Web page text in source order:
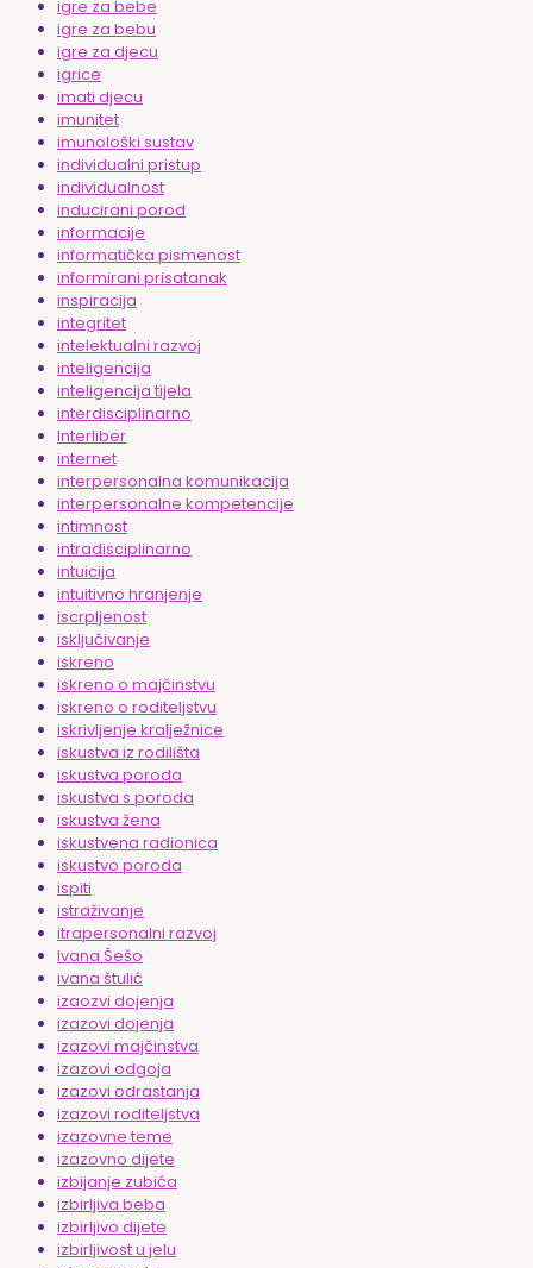
igre za bebe
igre za bebu
igre za djecu
igrice
imati djecu
imunitet
imunološki sustav
individualni pristup
individualnost
inducirani porod
informacije
informatička pismenost
informirani prisatanak
inspiracija
integritet
intelektualni razvoj
inteligencija
inteligencija tijela
interdisciplinarno
Interliber
internet
interpersonalna komunikacija
interpersonalne kompetencije
intimnost
intradisciplinarno
intuicija
intuitivno hranjenje
iscrpljenost
isključivanje
iskreno
iskreno o majčinstvu
iskreno o roditeljstvu
iskrivljenje kralježnice
iskustva iz rodilišta
iskustva poroda
iskustva s poroda
iskustva žena
iskustvena radionica
iskustvo poroda
ispiti
istraživanje
itrapersonalni razvoj
Ivana Šešo
ivana štulić
izaozvi dojenja
izazovi dojenja
izazovi majčinstva
izazovi odgoja
izazovi odrastanja
izazovi roditeljstva
izazovne teme
izazovno dijete
izbijanje zubića
izbirljiva beba
izbirljivo dijete
izbirljivost u jelu